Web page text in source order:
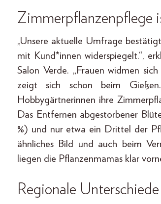
Zimmerpflanzenpflege
„Unsere aktuelle Umfrage
mit Kund*innen widerspiegelt.“,
Salon Verde. „Frauen widmen
zeigt sich schon beim
Hobbygärtnerinnen ihre
Das Entfernen abgestorbener
%) und nur etwa ein Drittel der
ähnliches Bild und auch beim
liegen die Pflanzenmamas klar
Regionale Unterschiede